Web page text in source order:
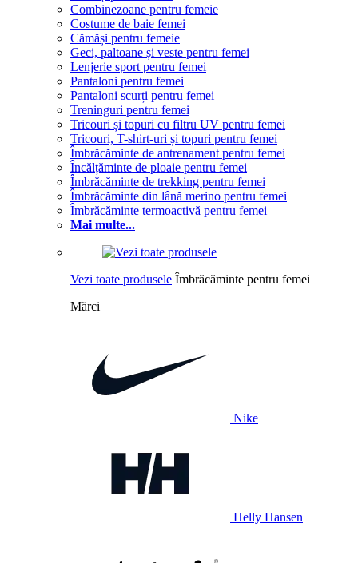
Combinezoane pentru femeie
Costume de baie femei
Cămăși pentru femeie
Geci, paltoane și veste pentru femei
Lenjerie sport pentru femei
Pantaloni pentru femei
Pantaloni scurți pentru femei
Treninguri pentru femei
Tricouri și topuri cu filtru UV pentru femei
Tricouri, T-shirt-uri și topuri pentru femei
Îmbrăcăminte de antrenament pentru femei
Încălțăminte de ploaie pentru femei
Îmbrăcăminte de trekking pentru femei
Îmbrăcăminte din lână merino pentru femei
Îmbrăcăminte termoactivă pentru femei
Mai multe...
Vezi toate produsele Îmbrăcăminte pentru femei
Mărci
Nike
Helly Hansen